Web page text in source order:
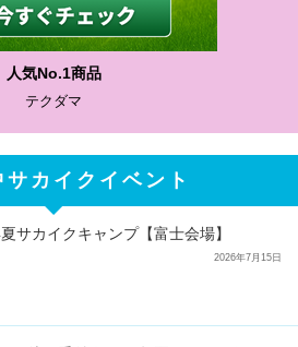
人気No.1商品
テクダマ
サカイクイベント
サカイクキャンプ【富士会場】
2026年7月15日